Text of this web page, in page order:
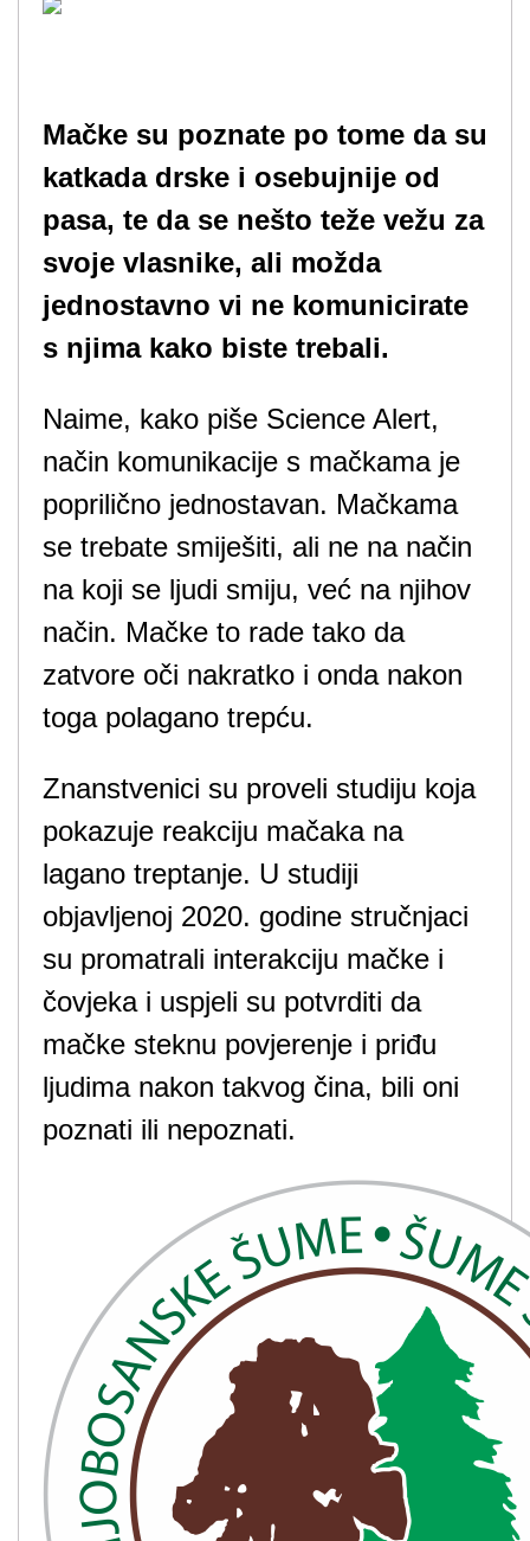
Mačke su poznate po tome da su
katkada drske i osebujnije od
pasa, te da se nešto teže vežu za
svoje vlasnike, ali možda
jednostavno vi ne komunicirate
s njima kako biste trebali.
Naime, kako piše Science Alert,
način komunikacije s mačkama je
poprilično jednostavan. Mačkama
se trebate smiješiti, ali ne na način
na koji se ljudi smiju, već na njihov
način. Mačke to rade tako da
zatvore oči nakratko i onda nakon
toga polagano trepću.
Znanstvenici su proveli studiju koja
pokazuje reakciju mačaka na
lagano treptanje. U studiji
objavljenoj 2020. godine stručnjaci
su promatrali interakciju mačke i
čovjeka i uspjeli su potvrditi da
mačke steknu povjerenje i priđu
ljudima nakon takvog čina, bili oni
poznati ili nepoznati.